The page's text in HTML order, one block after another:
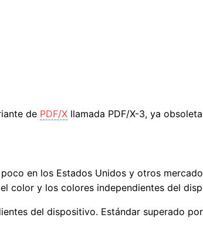
de PDF/X llamada PDF/X-3, ya
en los Estados Unidos y otros
color y los colores independientes del
del dispositivo. Estándar superado